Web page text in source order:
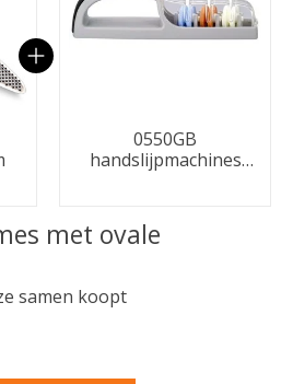
0550GB
handslijpmachines
met ovale
samen koopt